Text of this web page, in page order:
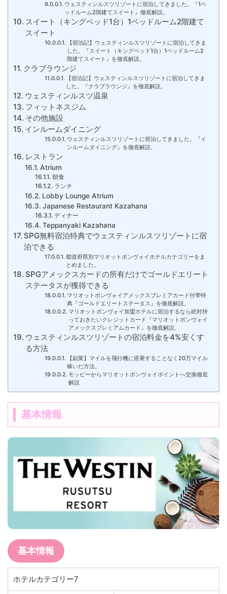
ウェスティンルスツリゾートに宿泊してきました。『1ベ
ッドルーム2階建てスイート』徹底解説。
スイート（キングベッド1台）1ベッドルーム2階建て
スイート
【宿泊記】ウェスティンルスツリゾートに宿泊してきま
した。『スイート（キングベッド1台）1ベッドルーム2
階建てスイート』を徹底解説。
クラブラウンジ
【宿泊記】ウェスティンルスツリゾートに宿泊してきま
した。『クラブラウンジ』を徹底解説。
ウェスティンルスツ温泉
フィットネスジム
その他施設
インルームダイニング
ウェスティンルスツリゾートに宿泊してきました。『イ
ンルームダイニング』を徹底解説。
レストラン
Atrium
朝食
ランチ
Lobby Lounge Atrium
Japanese Restaurant Kazahana
ディナー
Teppanyaki Kazahana
SPG無料宿泊特典でウェスティンルスツリゾートに宿
泊できる
都道府県別マリオットボンヴォイホテルカテゴリーをま
とめました。
SPGアメックスカードの所有だけでゴールドエリート
ステータスが獲得できる
マリオットボンヴォイアメックスプレミアカード付帯特
典『ゴールドエリートステータス』を徹底解説。
マリオットボンヴォイ加盟ホテルに宿泊するなら絶対持
っておきたいクレジットカード『マリオットボンヴォイ
アメックスプレミアムカード』を徹底解説。
ウェスティンルスツリゾートの宿泊料金を4%安くす
る方法
【副業】マイルを飛行機に搭乗することなく20万マイル
稼いだ方法。
モッピーからマリオットボンヴォイポイントへ交換徹底
解説
基本情報
基本情報
ホテルカテゴリー7